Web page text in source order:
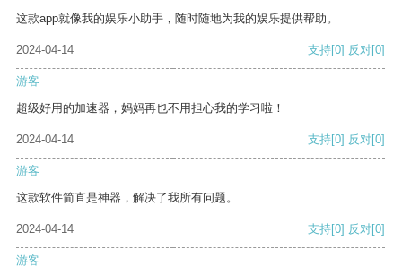
这款app就像我的娱乐小助手，随时随地为我的娱乐提供帮助。
2024-04-14 支持[0] 反对[0]
游客
超级好用的加速器，妈妈再也不用担心我的学习啦！
2024-04-14 支持[0] 反对[0]
游客
这款软件简直是神器，解决了我所有问题。
2024-04-14 支持[0] 反对[0]
游客